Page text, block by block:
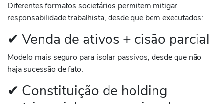
Diferentes formatos societários permitem mitigar
responsabilidade trabalhista, desde que bem executados:
✔ Venda de ativos + cisão parcial
Modelo mais seguro para isolar passivos, desde que não
haja sucessão de fato.
✔ Constituição de holding